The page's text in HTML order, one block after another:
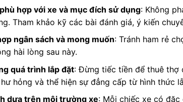
hợp với xe và mục đích sử dụng: Không
Tham khảo kỹ các bài đánh giá, ý kiến
ngân sách và mong muốn: Tránh ham rẻ
hài lòng sau này.
quá trình lắp đặt: Đừng tiếc tiền để thuê thợ
hỏng và thể hiện sự đẳng cấp từ hình thức
dựa trên môi trường xe: Mỗi chiếc xe có